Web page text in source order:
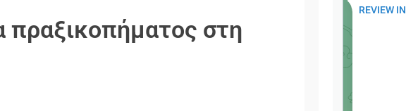
πραξικοπήματος στη